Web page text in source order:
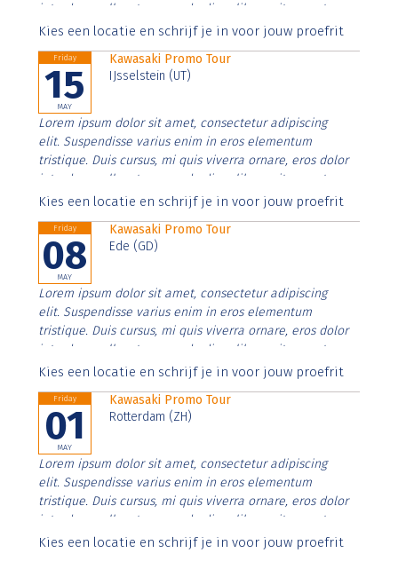
interdum nulla, ut commodo diam libero vitae erat.
Aenean faucibus nibh et justo cursus id rutrum lorem
Kies een locatie en schrijf je in voor jouw proefrit
Friday
15
MAY
Kawasaki Promo Tour
IJsselstein (UT)
Lorem ipsum dolor sit amet, consectetur adipiscing
elit. Suspendisse varius enim in eros elementum
tristique. Duis cursus, mi quis viverra ornare, eros dolor
interdum nulla, ut commodo diam libero vitae erat.
Aenean faucibus nibh et justo cursus id rutrum lorem
Kies een locatie en schrijf je in voor jouw proefrit
Friday
08
MAY
Kawasaki Promo Tour
Ede (GD)
Lorem ipsum dolor sit amet, consectetur adipiscing
elit. Suspendisse varius enim in eros elementum
tristique. Duis cursus, mi quis viverra ornare, eros dolor
interdum nulla, ut commodo diam libero vitae erat.
Aenean faucibus nibh et justo cursus id rutrum lorem
Kies een locatie en schrijf je in voor jouw proefrit
Friday
01
MAY
Kawasaki Promo Tour
Rotterdam (ZH)
Lorem ipsum dolor sit amet, consectetur adipiscing
elit. Suspendisse varius enim in eros elementum
tristique. Duis cursus, mi quis viverra ornare, eros dolor
interdum nulla, ut commodo diam libero vitae erat.
Aenean faucibus nibh et justo cursus id rutrum lorem
Kies een locatie en schrijf je in voor jouw proefrit